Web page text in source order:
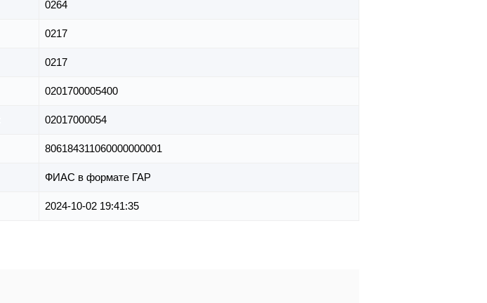
0264
0217
0217
0201700005400
02017000054
806184311060000000001
ФИАС в формате ГАР
2024-10-02 19:41:35